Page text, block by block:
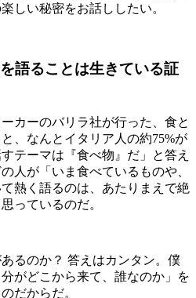
しい秘密をお話ししたい。
語ることは生きている証
カーのバリラ社が行った、食と
、なんとイタリア人の約75%が
テーマは『食べ物』だ」と答え
人が「いま食べているものや、
熱く語るのは、あたりまえで絶
っているのだ。
るのか？ 答えはカンタン。僕
がどこから来て、誰なのか」を
だからだ。